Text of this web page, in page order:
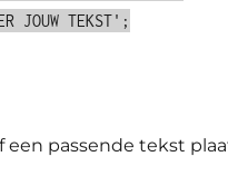
TEKST';
een passende tekst